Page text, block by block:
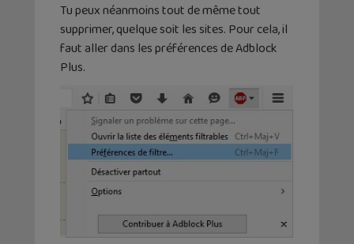
Tu peux néanmoins tout de même tout
supprimer, quelque soit les sites. Pour cela, il
faut aller dans les préférences de Adblock
Plus.